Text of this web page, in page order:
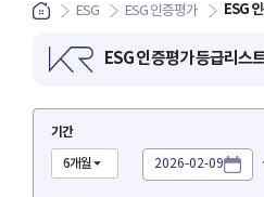
ESG ESG 인증평가 ESG
ESG 인증평가 등급리스
기간
6개월